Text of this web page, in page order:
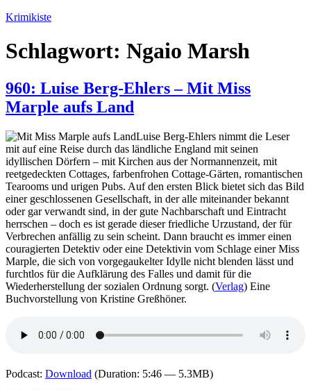
Zum
springen
Krimikiste
Schlagwort: Ngaio Marsh
960: Luise Berg-Ehlers – Mit Miss
Marple aufs Land
Luise Berg-Ehlers nimmt die Leser
mit auf eine Reise durch das ländliche England mit seinen
idyllischen Dörfern – mit Kirchen aus der Normannenzeit, mit
reetgedeckten Cottages, farbenfrohen Cottage-Gärten, romantischen
Tearooms und urigen Pubs. Auf den ersten Blick bietet sich das Bild
einer geschlossenen Gesellschaft, in der alle miteinander bekannt
oder gar verwandt sind, in der gute Nachbarschaft und Eintracht
herrschen – doch es ist gerade dieser friedliche Urzustand, der für
Verbrechen anfällig zu sein scheint. Dann braucht es immer einen
couragierten Detektiv oder eine Detektivin vom Schlage einer Miss
Marple, die sich von vorgegaukelter Idylle nicht blenden lässt und
furchtlos für die Aufklärung des Falles und damit für die
Wiederherstellung der sozialen Ordnung sorgt. (Verlag) Eine
Buchvorstellung von Kristine Greßhöner.
Podcast: Download (Duration: 5:46 — 5.3MB)